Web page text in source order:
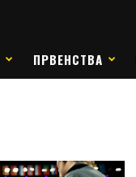
ПРВЕНСТВА